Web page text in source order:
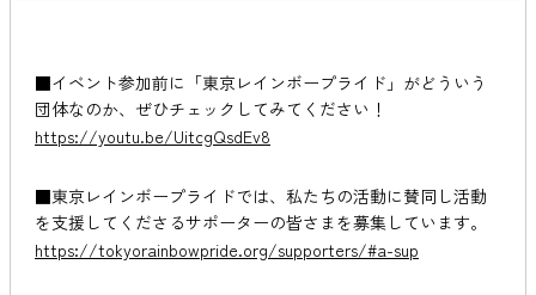
■イベント参加前に「東京レインボープライド」がどういう
団体なのか、ぜひチェックしてみてください！
https://youtu.be/UitcgQsdEv8
■東京レインボープライドでは、私たちの活動に賛同し活動
を支援してくださるサポーターの皆さまを募集しています。
https://tokyorainbowpride.org/supporters/#a-sup